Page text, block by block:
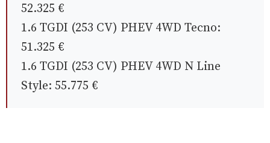
52.325 €
1.6 TGDI (253 CV) PHEV 4WD Tecno:
51.325 €
1.6 TGDI (253 CV) PHEV 4WD N Line
Style: 55.775 €